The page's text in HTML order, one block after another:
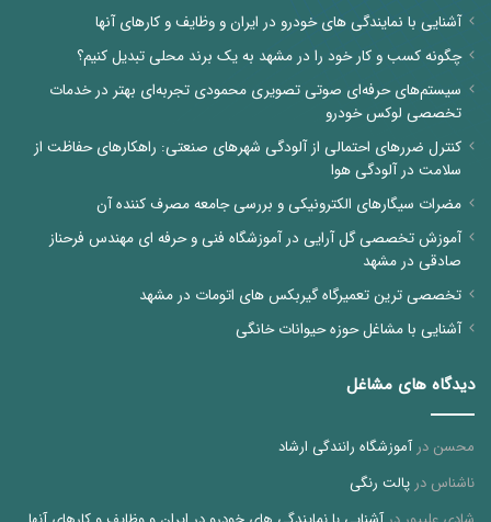
آشنایی با نمایندگی های خودرو در ایران و وظایف و کارهای آنها
چگونه کسب و کار خود را در مشهد به یک برند محلی تبدیل کنیم؟
سیستم‌های حرفه‌ای صوتی تصویری محمودی تجربه‌ای بهتر در خدمات
تخصصی لوکس خودرو
کنترل ضررهای احتمالی از آلودگی شهرهای صنعتی: راهکارهای حفاظت از
سلامت در آلودگی هوا
مضرات سیگارهای الکترونیکی و بررسی جامعه مصرف کننده آن
آموزش تخصصی گل آرایی در آموزشگاه فنی و حرفه ای مهندس فرحناز
صادقی در مشهد
تخصصی ترین تعمیرگاه گیربکس های اتومات در مشهد
آشنایی با مشاغل حوزه حیوانات خانگی
دیدگاه های مشاغل
محسن درآموزشگاه رانندگی ارشاد
ناشناس درپالت رنگی